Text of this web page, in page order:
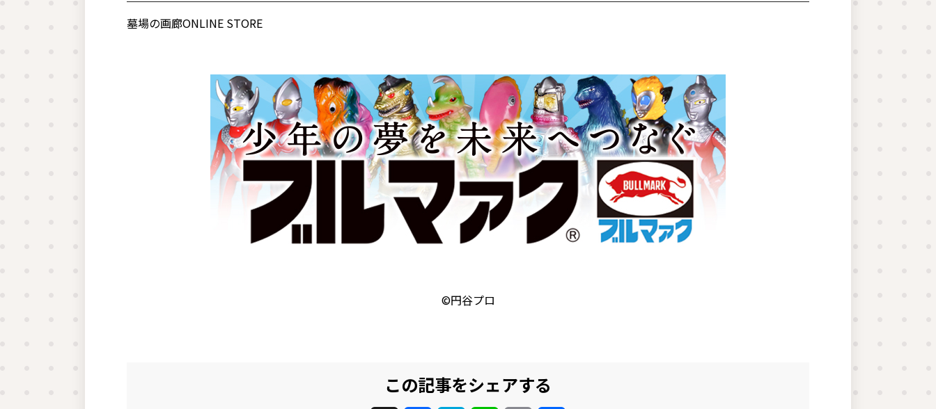
墓場の画廊ONLINE STORE
©円谷プロ
この記事をシェアする